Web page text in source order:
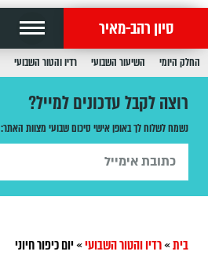
סיון רהב-מאיר
החלק היומי השיעור השבועי רדיו והטור השבועי
רוצה לקבל עדכונים למייל?
נשמח לשלוח לך באופן אישי סיכום שבועי מצוות האתר:
בית»רדיו והטור השבועי»יום כיפור חיוני